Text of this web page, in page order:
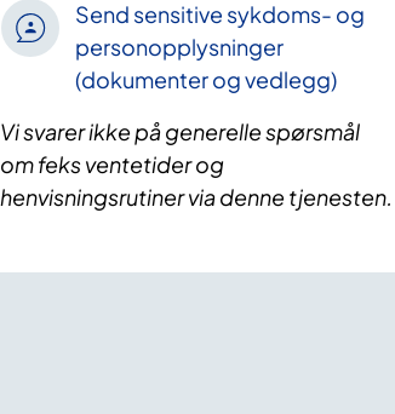
Send sensitive sykdoms- og
personopplysninger
(dokumenter og vedlegg)
Vi svarer ikke på generelle spørsmål
om feks ventetider og
henvisningsrutiner via denne tjenesten.